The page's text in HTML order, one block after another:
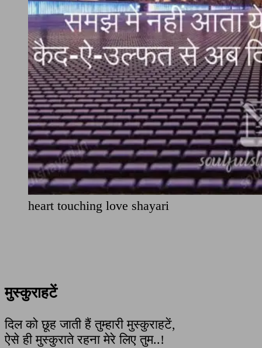
heart touching love shayari
मुस्कुराहटें
दिल को छूह जाती हैं तुम्हारी मुस्कुराहटें,
ऐसे ही मुस्कुराते रहना मेरे लिए तुम..!